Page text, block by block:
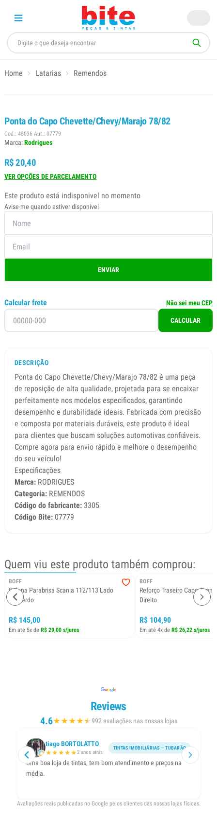
Home Latarias Remendos
Ponta do Capo Chevette/Chevy/Marajo 78/82
Cod.: 45036 Aut.: 07779
Marca:Rodrigues
R$ 20,40
VER OPÇÕES DE PARCELAMENTO
Este produto está indisponivel no momento
Avise-me quando estiver disponivel
ENVIAR
Calcular frete Não sei meu CEP
CALCULAR
DESCRIÇÃO
Ponta do Capo Chevette/Chevy/Marajo 78/82 é uma peça
de reposição de alta qualidade, projetada para se encaixar
perfeitamente nos modelos especificados, garantindo
desempenho e durabilidade ideais. Fabricada com precisão
e composta por materiais duráveis, este produto é ideal
para clientes que buscam soluções automotivas confiáveis.
Compre agora para envio rápido e melhore o desempenho
do seu veículo!
Especificações
Marca: RODRIGUES
Categoria: REMENDOS
Código do fabricante: 3305
Código Bite: 07779
Quem viu este produto também comprou:
BOFF
Coluna Parabrisa Scania 112/113 Lado
Esquerdo
R$ 145,00
Em até 5x de R$ 29,00 s/juros
BOFF
Reforço Traseiro Capo
Direito
R$ 104,90
Em até 4x de R$ 26,22 s/juros
Reviews
4.6★★★★★
★992 avaliações nas nossas lojas
tiago BORTOLATTO
★★★★★2 anos atrás
TINTAS IMOBILIÁRIAS — TUBARÃO
Uma boa loja de tintas, tem bom atendimento e preços na
média.
Avaliações reais publicadas no Google pelos clientes das nossas lojas físicas.